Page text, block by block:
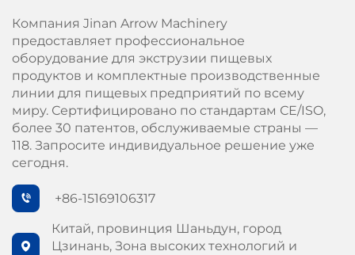
Компания Jinan Arrow Machinery
предоставляет профессиональное
оборудование для экструзии пищевых
продуктов и комплектные производственные
линии для пищевых предприятий по всему
миру. Сертифицировано по стандартам СЕ/ISO,
более 30 патентов, обслуживаемые страны —
118. Запросите индивидуальное решение уже
сегодня.
+86-15169106317
Китай, провинция Шаньдун, город
Цзинань, Зона высоких технологий и